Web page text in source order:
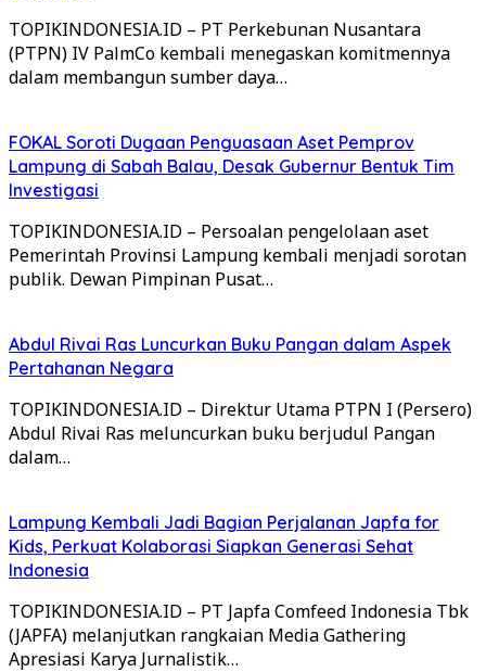
TOPIKINDONESIA.ID – PT Perkebunan Nusantara
(PTPN) IV PalmCo kembali menegaskan komitmennya
dalam membangun sumber daya…
FOKAL Soroti Dugaan Penguasaan Aset Pemprov
Lampung di Sabah Balau, Desak Gubernur Bentuk Tim
Investigasi
TOPIKINDONESIA.ID – Persoalan pengelolaan aset
Pemerintah Provinsi Lampung kembali menjadi sorotan
publik. Dewan Pimpinan Pusat…
Abdul Rivai Ras Luncurkan Buku Pangan dalam Aspek
Pertahanan Negara
TOPIKINDONESIA.ID – Direktur Utama PTPN I (Persero)
Abdul Rivai Ras meluncurkan buku berjudul Pangan
dalam…
Lampung Kembali Jadi Bagian Perjalanan Japfa for
Kids, Perkuat Kolaborasi Siapkan Generasi Sehat
Indonesia
TOPIKINDONESIA.ID – PT Japfa Comfeed Indonesia Tbk
(JAPFA) melanjutkan rangkaian Media Gathering
Apresiasi Karya Jurnalistik…